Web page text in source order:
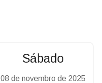
Sábado
08 de novembro de 2025